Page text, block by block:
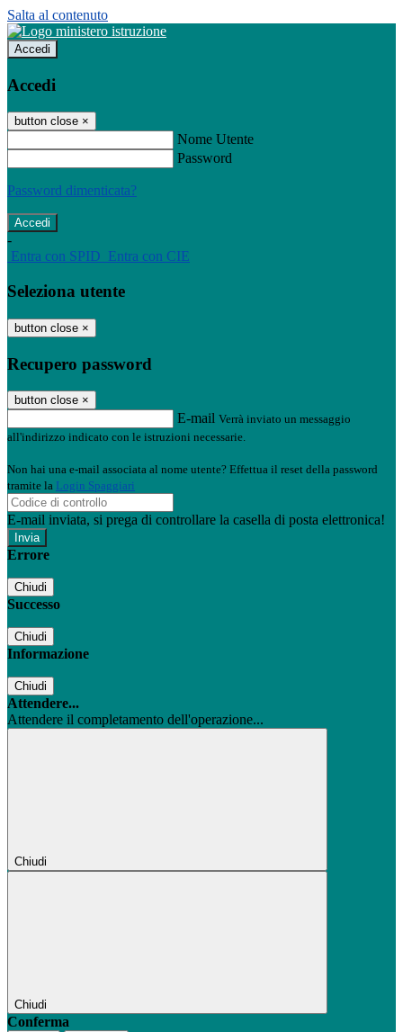
Salta al contenuto
Accedi
Accedi
button close ×
Nome Utente
Password
Password dimenticata?
-
Entra con SPID Entra con CIE
Seleziona utente
button close ×
Recupero password
button close ×
E-mail Verrà inviato un messaggio
all'indirizzo indicato con le istruzioni necessarie.
Non hai una e-mail associata al nome utente? Effettua il reset della password
tramite la Login Spaggiari
E-mail inviata, si prega di controllare la casella di posta elettronica!
Errore
Chiudi
Successo
Chiudi
Informazione
Chiudi
Attendere...
Attendere il completamento dell'operazione...
Chiudi
Chiudi
Conferma